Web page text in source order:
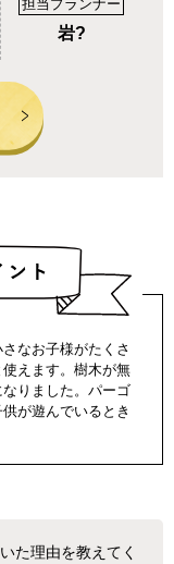
担当プランナー
岩?
なお子様がたくさ
えます。樹木が無
りました。パーゴ
が遊んでいるとき
た理由を教えてく